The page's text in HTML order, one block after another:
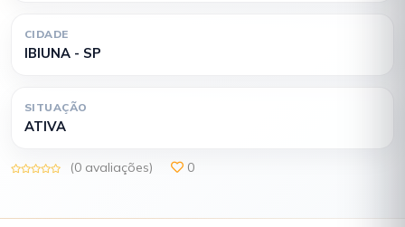
CIDADE
IBIUNA - SP
SITUAÇÃO
ATIVA
(0 avaliações) 0